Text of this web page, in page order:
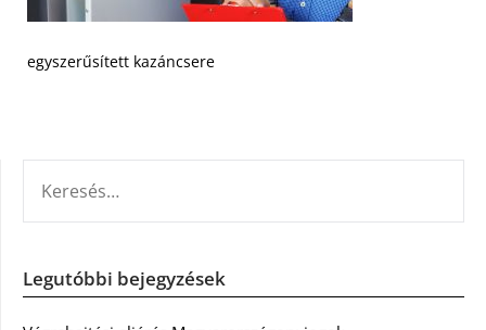
egyszerűsített kazáncsere
Legutóbbi bejegyzések